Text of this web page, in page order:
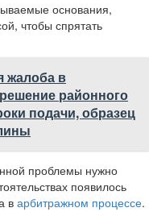
основания,
чтобы спрятать
жалоба в
районного
подачи, образец
проблемы нужно
появилось
в арбитражном процессе.